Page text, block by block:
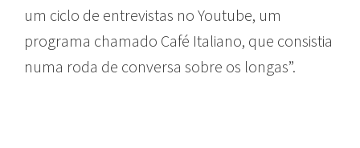
um ciclo de entrevistas no Youtube, um
programa chamado Café Italiano, que consistia
numa roda de conversa sobre os longas”.